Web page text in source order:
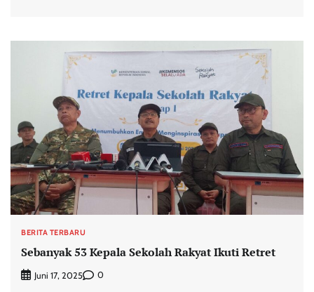
BERITA TERBARU
Sebanyak 53 Kepala Sekolah Rakyat Ikuti Retret
Juni 17, 2025 0